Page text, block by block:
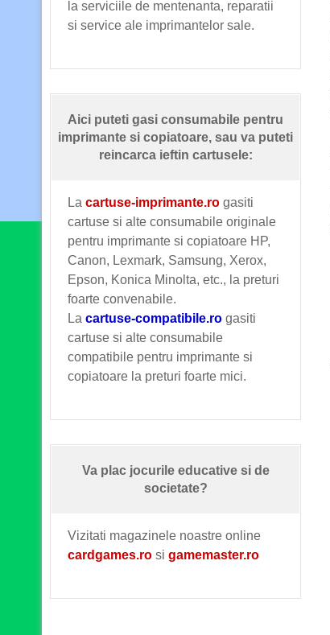
la serviciile de mentenanta, reparatii
si service ale imprimantelor sale.
Aici puteti gasi consumabile pentru
imprimante si copiatoare, sau va puteti
reincarca ieftin cartusele:
La cartuse-imprimante.ro gasiti
cartuse si alte consumabile originale
pentru imprimante si copiatoare HP,
Canon, Lexmark, Samsung, Xerox,
Epson, Konica Minolta, etc., la preturi
foarte convenabile.
La cartuse-compatibile.ro gasiti
cartuse si alte consumabile
compatibile pentru imprimante si
copiatoare la preturi foarte mici.
Va plac jocurile educative si de
societate?
Vizitati magazinele noastre online
cardgames.ro si gamemaster.ro